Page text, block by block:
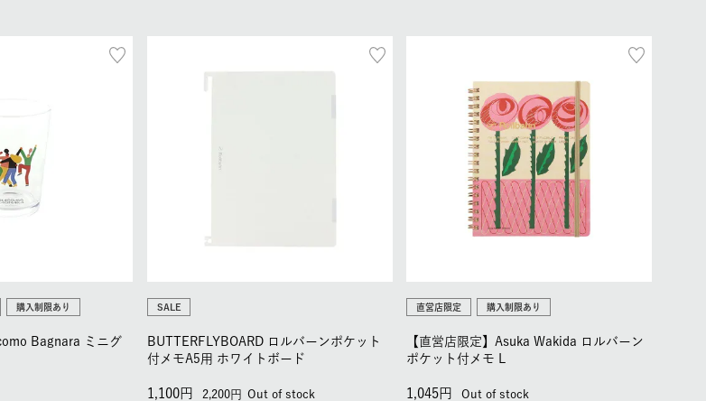
購入制限あり
Bagnara ミニグ
SALE
BUTTERFLYBOARD ロルバーンポケット
付メモA5用 ホワイトボード
2,200
1,100 Out of stock
直営店限定 購入制限あり
【直営店限定】Asuka Wakida ロルバーン
ポケット付メモ L
1,045 Out of stock